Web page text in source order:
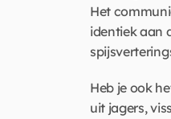
Het
identiek aan
Heb je ook
uit jagers,